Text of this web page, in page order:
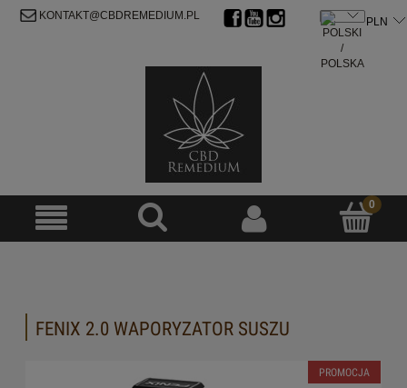
KONTAKT@CBDREMEDIUM.PL
FENIX 2.0 WAPORYZATOR SUSZU
PROMOCJA